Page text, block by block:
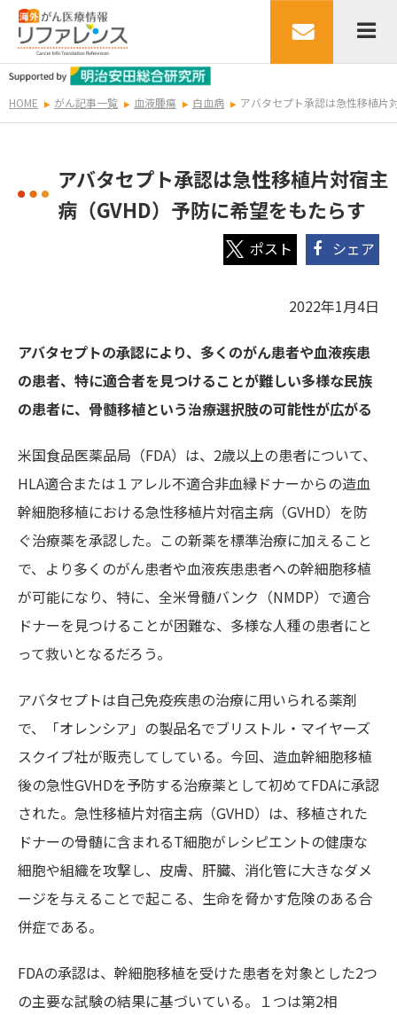
HOME がん記事一覧 血液腫瘍 白血病 アバタセプト承認は急性移植片
アバタセプト承認は急性移植片対宿主
病（GVHD）予防に希望をもたらす
シェア
2022年1月4日
アバタセプトの承認により、多くのがん患者や血液疾患
の患者、特に適合者を見つけることが難しい多様な民族
の患者に、 骨髄移植という治療選択肢の可能性が広がる
米国食品医薬品局（FDA）は、2歳以上の患者について、
HLA適合または１アレル不適合非血縁ドナーからの造血
幹細胞移植における急性移植片対宿主病（GVHD）を防
ぐ治療薬を承認した。この新薬を標準治療に加えること
で、より多くのがん患者や血液疾患患者への幹細胞移植
が可能になり、特に、全米骨髄バンク（NMDP）で適合
ドナーを見つけることが困難な、多様な人種の患者にと
って救いとなるだろう。
アバタセプトは自己免疫疾患の治療に用いられる薬剤
で、「オレンシア」の製品名でブリストル・マイヤーズ
スクイブ社が販売してしている。今回、造血幹細胞移植
後の急性GVHDを予防する治療薬として初めてFDAに承認
された。急性移植片対宿主病（GVHD）は、移植された
ドナーの骨髄に含まれるT細胞がレシピエントの健康な
細胞や組織を攻撃し、皮膚、肝臓、消化管に大きなダメ
ージを与えることで起こる、生命を脅かす危険のある合
併症である。
FDAの承認は、幹細胞移植を受けた患者を対象とした2つ
の主要な試験の結果に基づいている。１つは第2相